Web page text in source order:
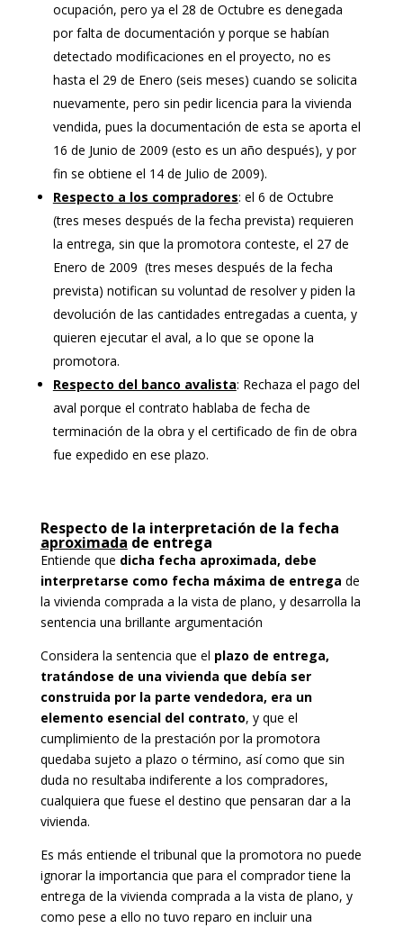
ocupación, pero ya el 28 de Octubre es denegada
por falta de documentación y porque se habían
detectado modificaciones en el proyecto, no es
hasta el 29 de Enero (seis meses) cuando se solicita
nuevamente, pero sin pedir licencia para la vivienda
vendida, pues la documentación de esta se aporta el
16 de Junio de 2009 (esto es un año después), y por
fin se obtiene el 14 de Julio de 2009).
Respecto a los compradores: el 6 de Octubre
(tres meses después de la fecha prevista) requieren
la entrega, sin que la promotora conteste, el 27 de
Enero de 2009 (tres meses después de la fecha
prevista) notifican su voluntad de resolver y piden la
devolución de las cantidades entregadas a cuenta, y
quieren ejecutar el aval, a lo que se opone la
promotora.
Respecto del banco avalista: Rechaza el pago del
aval porque el contrato hablaba de fecha de
terminación de la obra y el certificado de fin de obra
fue expedido en ese plazo.
Respecto de la interpretación de la fecha
aproximada de entrega
Entiende que dicha fecha aproximada, debe
interpretarse como fecha máxima de entrega de
la vivienda comprada a la vista de plano, y desarrolla la
sentencia una brillante argumentación
Considera la sentencia que el plazo de entrega,
tratándose de una vivienda que debía ser
construida por la parte vendedora, era un
elemento esencial del contrato, y que el
cumplimiento de la prestación por la promotora
quedaba sujeto a plazo o término, así como que sin
duda no resultaba indiferente a los compradores,
cualquiera que fuese el destino que pensaran dar a la
vivienda.
Es más entiende el tribunal que la promotora no puede
ignorar la importancia que para el comprador tiene la
entrega de la vivienda comprada a la vista de plano, y
como pese a ello no tuvo reparo en incluir una